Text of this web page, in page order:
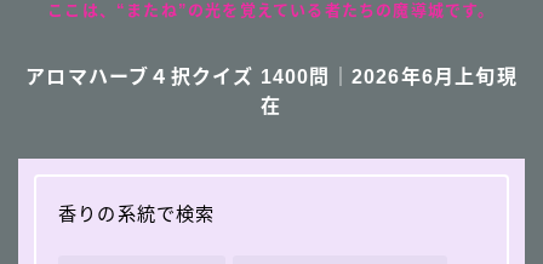
ここは、“またね”の光を覚えている者たちの魔導城です。
アロマハーブ４択クイズ 1400問｜2026年6月上旬現
在
香りの系統で検索